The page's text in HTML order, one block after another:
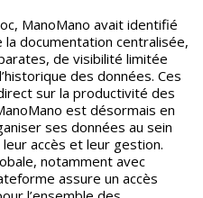
ManoMano avait identifié
la documentation centralisée,
de visibilité limitée
des données. Ces
sur la productivité des
est désormais en
ses données au sein
accès et leur gestion.
notamment avec
assure un accès